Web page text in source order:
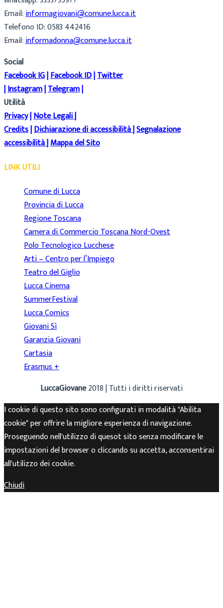
Email:informagiovani@comune.lucca.it
Telefono ID: 0583 442416
Email:informadonna@comune.lucca.it
Social
Facebook IG|Facebook ID|Twitter
|Instagram|Telegram|
Utilità
Privacy|Note Legali|
Credits|Dichiarazione di accessibilità|Segnalazione
accessibilità|Mappa del Sito
LINK UTILI
Comune di Lucca
Provincia di Lucca
Regione Toscana
Camera di Commercio Toscana Nord-Ovest
Polo Tecnologico Lucchese
Arti – Centro per l’Impiego
Teatro del Giglio
Lucca Cinema
SummerFestival
Lucca Comics
Giovani Sì
Garanzia Giovani
Cartasia
Erasmus +
LuccaGiovane2018 | Tutti i diritti riservati
I cookie di questo sito sono configurati in modalità "Abilita
cookie" per offrire la migliore esperienza di navigazione.
Proseguendo nell'utilizzo di quesot sito senza modificare le
impostazioni del browser o cliccando su accetta, acconsentirai
all'utilizzo dei cookie.
Chiudi